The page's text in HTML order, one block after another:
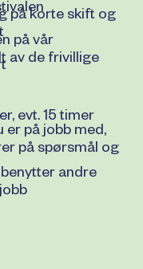
på korte skift og
på vår
av de frivillige
evt. 15 timer
er på jobb med,
på spørsmål og
andre